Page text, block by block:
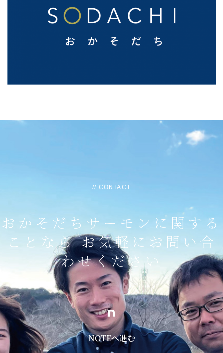
// CONTACT
おかそだちサーモンに関する
ことならお気軽にお問い合
わせください
NOTEへ進む